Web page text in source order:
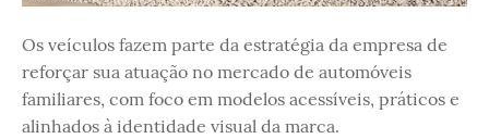
Os veículos fazem parte da estratégia da empresa de
reforçar sua atuação no mercado de automóveis
familiares, com foco em modelos acessíveis, práticos e
alinhados à identidade visual da marca.